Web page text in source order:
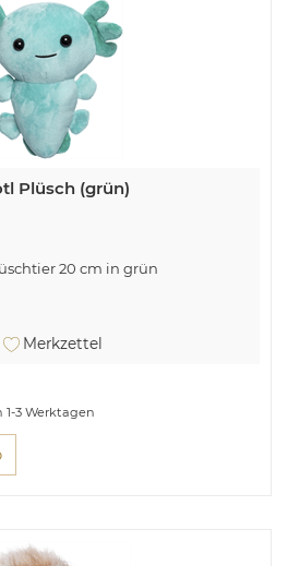
Plüsch (grün)
20 cm in grün
Merkzettel
3 Werktagen